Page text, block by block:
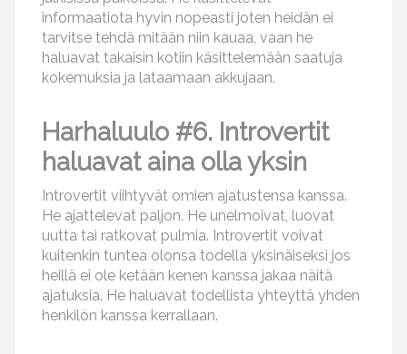
informaatiota hyvin nopeasti joten heidän ei
tarvitse tehdä mitään niin kauaa, vaan he
haluavat takaisin kotiin käsittelemään saatuja
kokemuksia ja lataamaan akkujaan.
Harhaluulo #6. Introvertit
haluavat aina olla yksin
Introvertit viihtyvät omien ajatustensa kanssa.
He ajattelevat paljon. He unelmoivat, luovat
uutta tai ratkovat pulmia. Introvertit voivat
kuitenkin tuntea olonsa todella yksinäiseksi jos
heillä ei ole ketään kenen kanssa jakaa näitä
ajatuksia. He haluavat todellista yhteyttä yhden
henkilön kanssa kerrallaan.